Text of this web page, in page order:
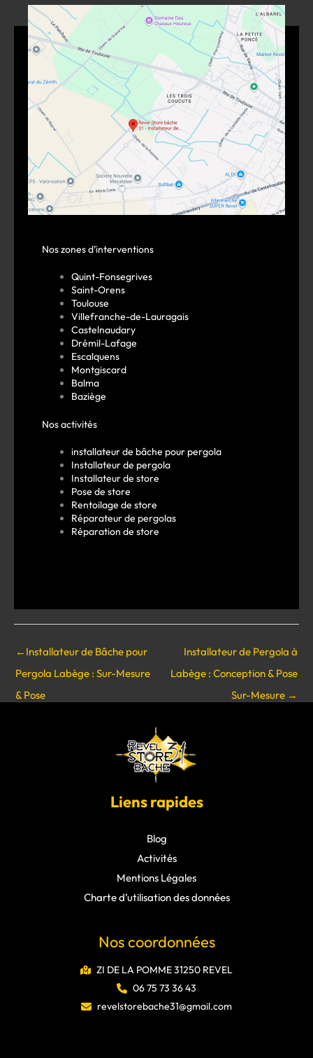
Nos zones d’interventions
Quint-Fonsegrives
Saint-Orens
Toulouse
Villefranche-de-Lauragais
Castelnaudary
Drémil-Lafage
Escalquens
Montgiscard
Balma
Baziège
Nos activités
installateur de bâche pour pergola
Installateur de pergola
Installateur de store
Pose de store
Rentoilage de store
Réparateur de pergolas
Réparation de store
← Installateur de Bâche pour
Pergola Labège : Sur-Mesure
& Pose
Installateur de Pergola à
Labège : Conception & Pose
Sur-Mesure →
Liens rapides
Blog
Activités
Mentions Légales
Charte d’utilisation des données
Nos coordonnées
ZI DE LA POMME 31250 REVEL
06 75 73 36 43
revelstorebache31@gmail.com